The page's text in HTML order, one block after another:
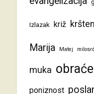
Izlazak križ
Marija Matej
muka
poniznost